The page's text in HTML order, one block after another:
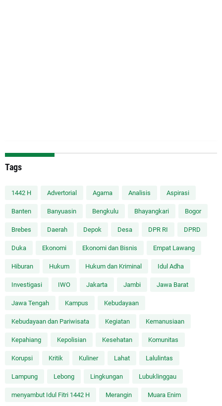
Tags
1442 H Advertorial Agama Analisis Aspirasi
Banten Banyuasin Bengkulu Bhayangkari Bogor
Brebes Daerah Depok Desa DPR RI DPRD
Duka Ekonomi Ekonomi dan Bisnis Empat Lawang
Hiburan Hukum Hukum dan Kriminal Idul Adha
Investigasi IWO Jakarta Jambi Jawa Barat
Jawa Tengah Kampus Kebudayaan
Kebudayaan dan Pariwisata Kegiatan Kemanusiaan
Kepahiang Kepolisian Kesehatan Komunitas
Korupsi Kritik Kuliner Lahat Lalulintas
Lampung Lebong Lingkungan Lubuklinggau
menyambut Idul Fitri 1442 H Merangin Muara Enim